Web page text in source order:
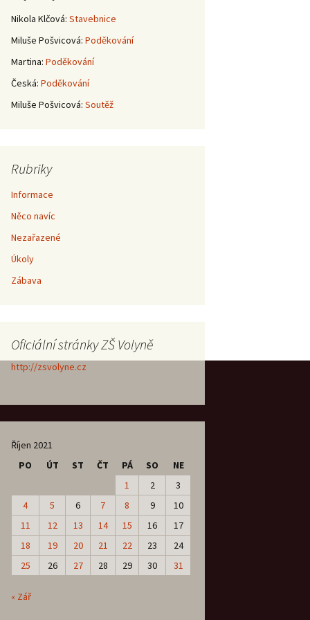
Nikola Klčová: Stavebnice
Miluše Pošvicová: Poděkování
Martina: Poděkování
Česká: Poděkování
Miluše Pošvicová: Soutěž
Rubriky
Informace
Něco navíc
Nezařazené
Úkoly
Zábava
Oficiální stránky ZŠ Volyně
http://zsvolyne.cz
Říjen 2021
PO
ÚT ST ČT PÁ SO
NE
1
2
3
4
5 6 7 8 9
10
11
12 13 14 15 16
17
18
19 20 21 22 23
24
25
26 27 28 29 30 31
« Zář